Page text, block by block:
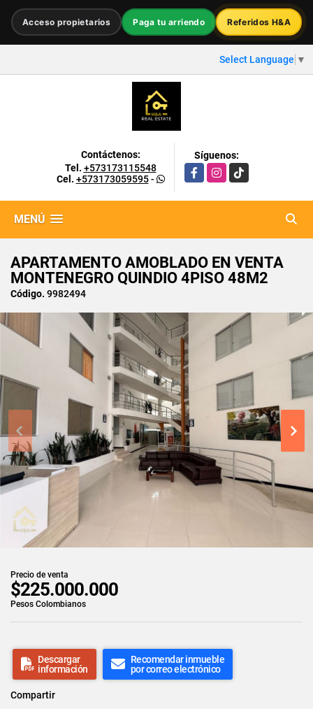
Acceso propietarios Paga tu arriendo Referidos H&A
Select Language ▼
Contáctenos:
Tel. +573173115548
Cel. +573173059595-
Síguenos:
FacebookInstagram
TikTok
MENÚ
APARTAMENTO AMOBLADO EN VENTA
MONTENEGRO QUINDIO 4PISO 48M2
Código. 9982494
Precio de venta
$225.000.000
Pesos Colombianos
Descargar
información
Recomendar inmueble
por correo electrónico
Compartir